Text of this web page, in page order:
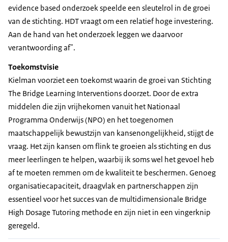
evidence based onderzoek speelde een sleutelrol in de groei
van de stichting. HDT vraagt om een relatief hoge investering.
Aan de hand van het onderzoek leggen we daarvoor
verantwoording af".
Toekomstvisie
Kielman voorziet een toekomst waarin de groei van Stichting
The Bridge Learning Interventions doorzet. Door de extra
middelen die zijn vrijhekomen vanuit het Nationaal
Programma Onderwijs (NPO) en het toegenomen
maatschappelijk bewustzijn van kansenongelijkheid, stijgt de
vraag. Het zijn kansen om flink te groeien als stichting en dus
meer leerlingen te helpen, waarbij ik soms wel het gevoel heb
af te moeten remmen om de kwaliteit te beschermen. Genoeg
organisatiecapaciteit, draagvlak en partnerschappen zijn
essentieel voor het succes van de multidimensionale Bridge
High Dosage Tutoring methode en zijn niet in een vingerknip
geregeld.